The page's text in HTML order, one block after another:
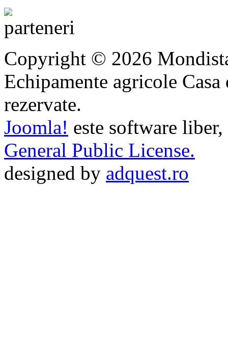
Copyright © 2026
Echipamente agricole
rezervate.
Joomla! este software
General Public License.
designed by adquest.ro